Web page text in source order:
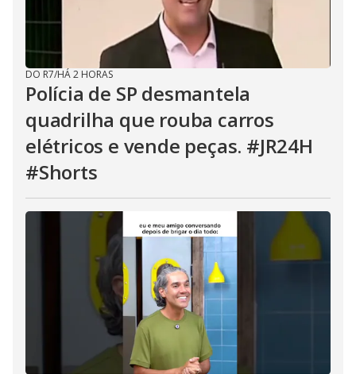
DO R7/HÁ 2 HORAS
Polícia de SP desmantela
quadrilha que rouba carros
elétricos e vende peças. #JR24H
#Shorts